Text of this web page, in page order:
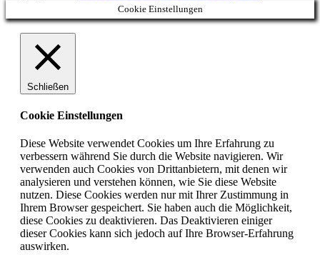
Cookie Einstellungen
Schließen
Cookie Einstellungen
Diese Website verwendet Cookies um Ihre Erfahrung zu
verbessern während Sie durch die Website navigieren. Wir
verwenden auch Cookies von Drittanbietern, mit denen wir
analysieren und verstehen können, wie Sie diese Website
nutzen. Diese Cookies werden nur mit Ihrer Zustimmung in
Ihrem Browser gespeichert. Sie haben auch die Möglichkeit,
diese Cookies zu deaktivieren. Das Deaktivieren einiger
dieser Cookies kann sich jedoch auf Ihre Browser-Erfahrung
auswirken.